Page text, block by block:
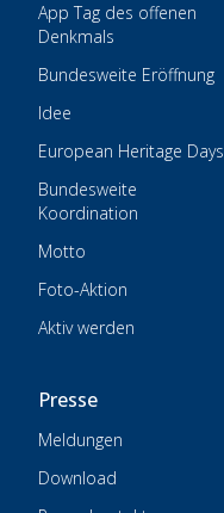
App Tag des offenen
Denkmals
Bundesweite Eröffnung
Idee
European Heritage Days
Bundesweite
Koordination
Motto
Foto-Aktion
Aktiv werden
Presse
Meldungen
Download